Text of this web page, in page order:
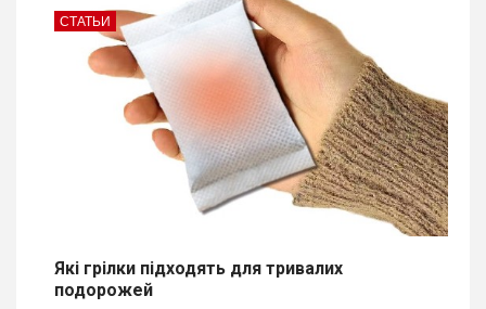
СТАТЬИ
Які грілки підходять для тривалих
подорожей